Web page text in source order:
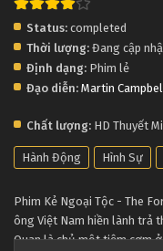
Status: completed
Thời lượng: Đang cập
Định dạng: Phim lẻ
Đạo diễn: Martin
Chất lượng: HD Thuyết
Hành Động Hình Sự
Phim Kẻ Ngoại Tộc - The
ông Việt Nam hiền lành trả
Quan là chủ một tiệm cơm